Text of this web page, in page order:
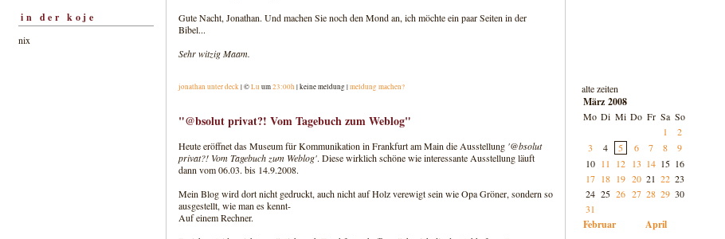
in der koje
nix
Gute Nacht, Jonathan. Und machen Sie noch den Mond an, ich möchte ein paar Seiten in der
Bibel...
Sehr witzig Maam.
jonathan unter deck| ©Lu um23:00h | keine meldung |meldung machen?
"@bsolut privat?! Vom Tagebuch zum Weblog"
Heute eröffnet das Museum für Kommunikation in Frankfurt am Main die Ausstellung '@bsolut
privat?! Vom Tagebuch zum Weblog'. Diese wirklich schöne wie interessante Ausstellung läuft
dann vom 06.03. bis 14.9.2008.
Mein Blog wird dort nicht gedruckt, auch nicht auf Holz verewigt sein wie Opa Gröner, sondern so
ausgestellt, wie man es kennt-
Auf einem Rechner.
alte zeiten
März 2008
Mo Di Mi Do Fr Sa So
1
2
3
4 5 6 7 8
9
10 11 12 13 14 15 16
17 18 19 20 21 22 23
24 25 26 27 28 29 30
31
Februar
April